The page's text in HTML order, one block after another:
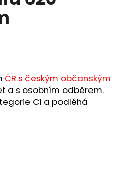
ČR s českým občanským
a s osobním odběrem.
C1 a podléhá